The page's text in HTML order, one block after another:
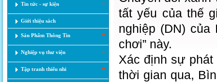
Tin tức - sự kiện
Giới thiệu sách
Sản Phẩm Thông Tin
Nghiệp vụ thư viện
Tập tranh thiếu nhi
tất yếu của thế
nghiệp (DN) của
chơi” này.
Xác định sự
thời gian qua,